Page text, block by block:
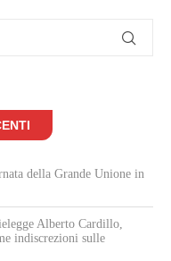
della Grande Unione in
Alberto Cardillo,
indiscrezioni sulle